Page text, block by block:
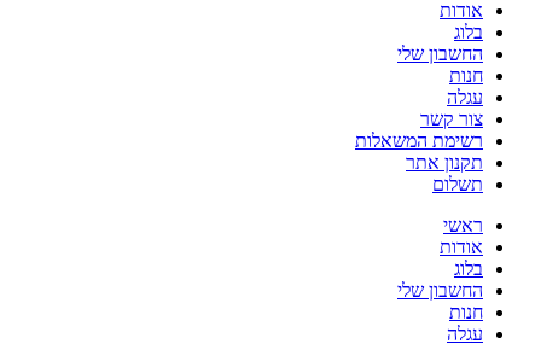
אודות
בלוג
החשבון שלי
חנות
עגלה
צור קשר
רשימת המשאלות
תקנון אתר
תשלום
ראשי
אודות
בלוג
החשבון שלי
חנות
עגלה